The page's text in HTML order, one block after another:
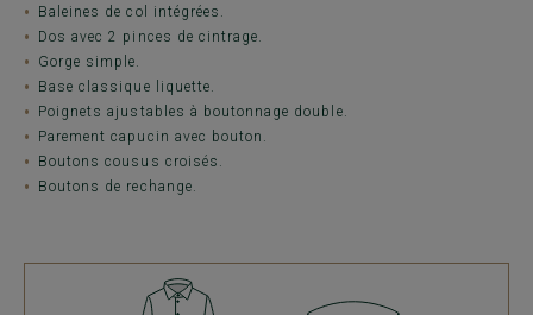
Baleines de col intégrées.
Dos avec 2 pinces de cintrage.
Gorge simple.
Base classique liquette.
Poignets ajustables à boutonnage double.
Parement capucin avec bouton.
Boutons cousus croisés.
Boutons de rechange.